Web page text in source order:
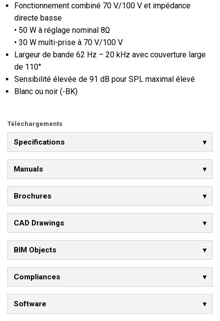
Fonctionnement combiné 70 V/100 V et impédance
directe basse
• 50 W à réglage nominal 8Ω
• 30 W multi-prise à 70 V/100 V
Largeur de bande 62 Hz – 20 kHz avec couverture large
de 110°
Sensibilité élevée de 91 dB pour SPL maximal élevé
Blanc ou noir (-BK)
Téléchargements
Specifications
Manuals
Brochures
CAD Drawings
BIM Objects
Compliances
Software